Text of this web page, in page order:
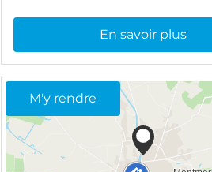
En savoir plus
M'y rendre